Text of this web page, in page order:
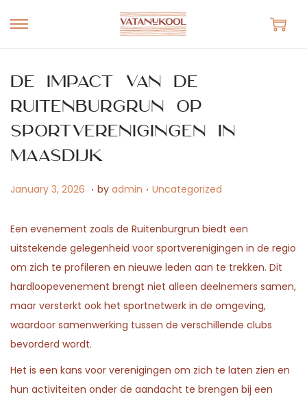
S
t
o
v
g
a
t
i
o
n
S
t
o
n
e
n
t
De impact van de
Ruitenburgrun op
sportverenigingen in
Maasdijk
P
s
t
e
d
o
n
January 3, 2026 J
n
e
1
7
,
2
0
. by admin . P
s
t
e
d
i
n
Uncategorized
Een evenement zoals de Ruitenburgrun biedt een
uitstekende gelegenheid voor sportverenigingen in de regio
om zich te profileren en nieuwe leden aan te trekken. Dit
hardloopevenement brengt niet alleen deelnemers samen,
maar versterkt ook het sportnetwerk in de omgeving,
waardoor samenwerking tussen de verschillende clubs
bevorderd wordt.
Het is een kans voor verenigingen om zich te laten zien en
hun activiteiten onder de aandacht te brengen bij een